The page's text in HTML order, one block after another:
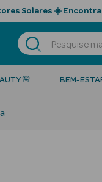
Solares ☀️ Encontra
🌸 BEM-